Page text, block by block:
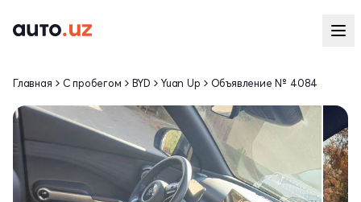
Главная С пробегом BYD Yuan Up Объявление № 4084